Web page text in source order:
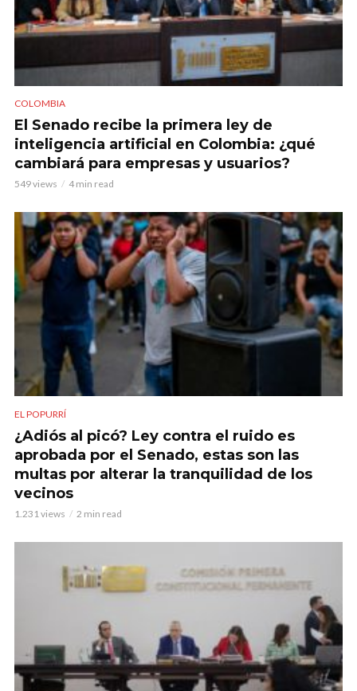
COLOMBIA
El Senado recibe la primera ley de
inteligencia artificial en Colombia: ¿qué
cambiará para empresas y usuarios?
549 views 4 min read
EL POPURRÍ
¿Adiós al picó? Ley contra el ruido es
aprobada por el Senado, estas son las
multas por alterar la tranquilidad de los
vecinos
1.231 views 2 min read